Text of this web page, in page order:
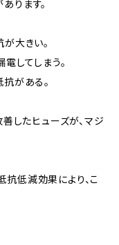
ります。
大きい。
してしまう。
がある。
したヒューズが、マジ
低減効果により、こ